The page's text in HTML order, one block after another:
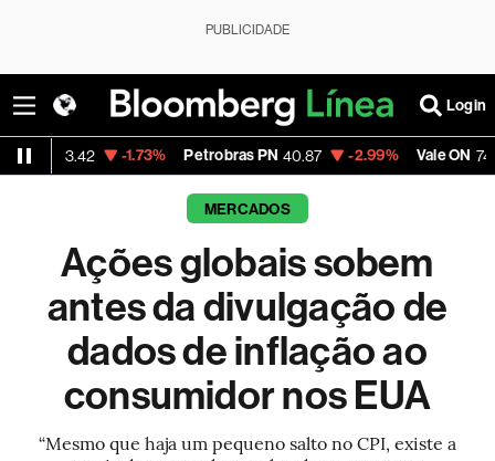
PUBLICIDADE
Login
-1.73% Petrobras PN 40.87 -2.99% Vale ON 74.97 -
MERCADOS
Ações globais sobem
antes da divulgação de
dados de inflação ao
consumidor nos EUA
“Mesmo que haja um pequeno salto no CPI, existe a